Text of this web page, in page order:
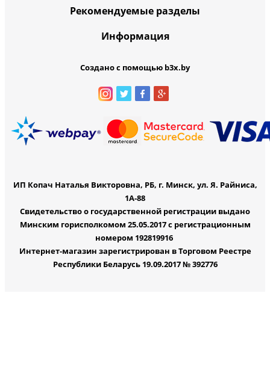
Рекомендуемые разделы
Информация
Создано с помощью b3x.by
ИП Копач Наталья Викторовна, РБ, г. Минск, ул. Я. Райниса,
1А-88
Свидетельство о государственной регистрации выдано
Минским горисполкомом 25.05.2017 с регистрационным
номером 192819916
Интернет-магазин зарегистрирован в Торговом Реестре
Республики Беларусь 19.09.2017 № 392776